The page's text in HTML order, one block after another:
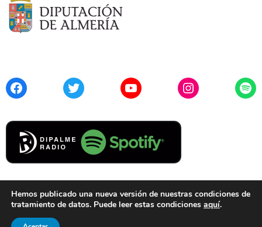
FacebookTwitter YouTubeInstagram
Cookies
Hemos publicado una nueva versión de nuestras condiciones de
tratamiento de datos. Puede leer estas condiciones aquí.